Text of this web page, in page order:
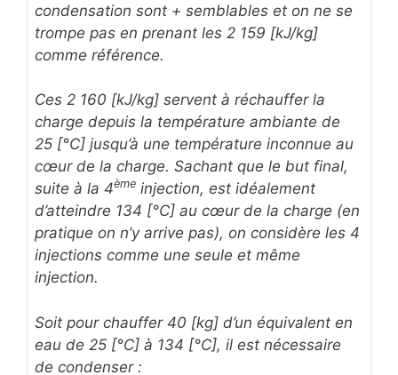
condensation sont + semblables et on ne se
trompe pas en prenant les 2 159 [kJ/kg]
comme référence.
Ces 2 160 [kJ/kg] servent à réchauffer la
charge depuis la température ambiante de
25 [°C] jusqu’à une température inconnue au
cœur de la charge. Sachant que le but final,
suite à la 4ème injection, est idéalement
d’atteindre 134 [°C] au cœur de la charge (en
pratique on n’y arrive pas), on considère les 4
injections comme une seule et même
injection.
Soit pour chauffer 40 [kg] d’un équivalent en
eau de 25 [°C] à 134 [°C], il est nécessaire
de condenser :